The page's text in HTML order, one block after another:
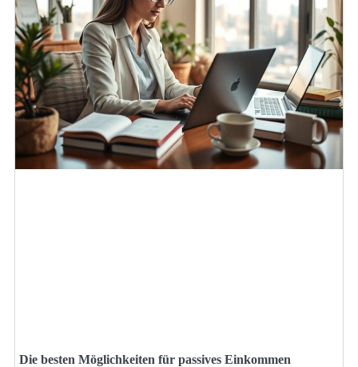
Die besten Möglichkeiten für passives Einkommen